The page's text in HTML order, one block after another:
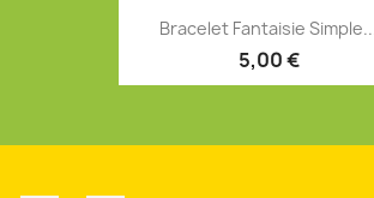
Bracelet Fantaisie
5,00 €